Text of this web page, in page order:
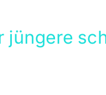
jüngere